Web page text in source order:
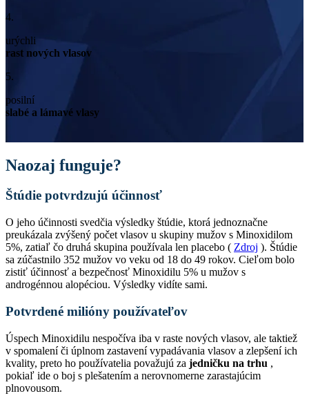
4.
urýchli
rast nových vlasov
5.
posilní
slabé a lámavé vlasy
Naozaj funguje?
Štúdie potvrdzujú účinnosť
O jeho účinnosti svedčia výsledky štúdie, ktorá jednoznačne
preukázala zvýšený počet vlasov u skupiny mužov s Minoxidilom
5%, zatiaľ čo druhá skupina používala len placebo ( Zdroj ). Štúdie
sa zúčastnilo 352 mužov vo veku od 18 do 49 rokov. Cieľom bolo
zistiť účinnosť a bezpečnosť Minoxidilu 5% u mužov s
androgénnou alopéciou. Výsledky vidíte sami.
Potvrdené milióny používateľov
Úspech Minoxidilu nespočíva iba v raste nových vlasov, ale taktiež
v spomalení či úplnom zastavení vypadávania vlasov a zlepšení ich
kvality, preto ho používatelia považujú za jedničku na trhu ,
pokiaľ ide o boj s plešatením a nerovnomerne zarastajúcim
plnovousom.